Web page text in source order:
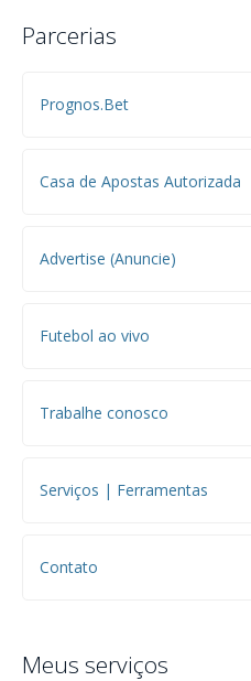
Parcerias
Prognos.Bet
Casa de Apostas Autorizada
Advertise (Anuncie)
Futebol ao vivo
Trabalhe conosco
Serviços | Ferramentas
Contato
Meus serviços